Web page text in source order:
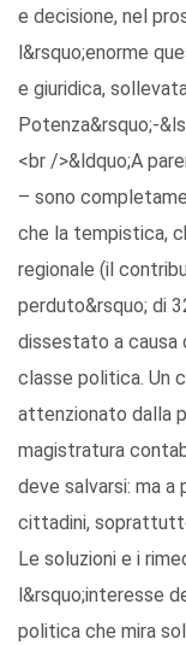
e decisione, nel
l&rsquo;enorme
e giuridica,
Potenza&rsquo;-
<br />&ldquo;A
– sono
che la tempistica,
regionale (il
perduto&rsquo; di
dissestato a causa
classe politica. Un
attenzionato dalla
magistratura
deve salvarsi: ma
cittadini,
Le soluzioni e i
l&rsquo;interesse
politica che mira